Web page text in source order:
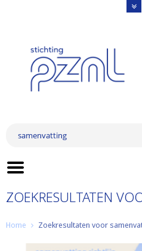
ZOEKRESULTATEN
Home Zoekresultaten voor